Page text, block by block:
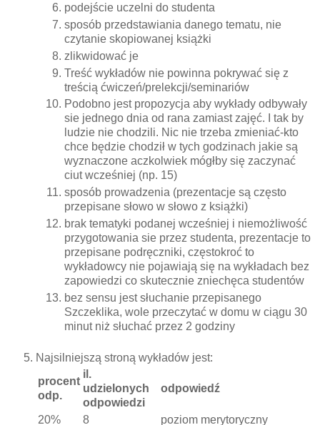
podejście uczelni do studenta
sposób przedstawiania danego tematu, nie
czytanie skopiowanej książki
zlikwidować je
Treść wykładów nie powinna pokrywać się z
treścią ćwiczeń/prelekcji/seminariów
Podobno jest propozycja aby wykłady odbywały
sie jednego dnia od rana zamiast zajęć. I tak by
ludzie nie chodzili. Nic nie trzeba zmieniać-kto
chce będzie chodził w tych godzinach jakie są
wyznaczone aczkolwiek mógłby się zaczynać
ciut wcześniej (np. 15)
sposób prowadzenia (prezentacje są często
przepisane słowo w słowo z książki)
brak tematyki podanej wcześniej i niemożliwość
przygotowania sie przez studenta, prezentacje to
przepisane podręczniki, częstokroć to
wykładowcy nie pojawiają się na wykładach bez
zapowiedzi co skutecznie zniechęca studentów
bez sensu jest słuchanie przepisanego
Szczeklika, wole przeczytać w domu w ciągu 30
minut niż słuchać przez 2 godziny
Najsilniejszą stroną wykładów jest:
procent
odp.
il.
udzielonych
odpowiedzi
odpowiedź
20% 8 poziom merytoryczny